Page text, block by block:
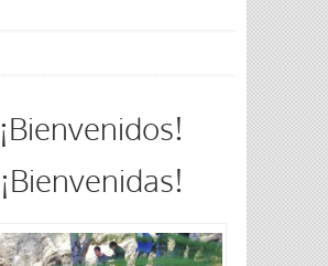
¡Bienvenidos!
¡Bienvenidas!